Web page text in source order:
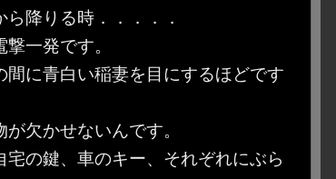
降りる時．．．．．
一発です。
に青白い稲妻を目にするほどです
欠かせないんです。
の鍵、車のキー、それぞれにぶら